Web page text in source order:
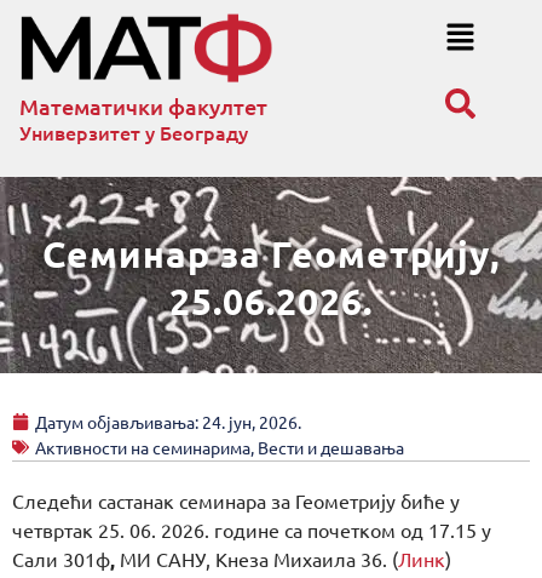
Математички факултет
Универзитет у Београду
Семинар за Геометрију,
25.06.2026.
Датум објављивања: 24. јун, 2026.
Активности на семинарима, Вести и дешавања
Следећи састанак семинара за Геометрију биће у
четвртак 25. 06. 2026. године са почетком од 17.15 у
Сали 301ф, МИ САНУ, Кнеза Михаила 36. (Линк)